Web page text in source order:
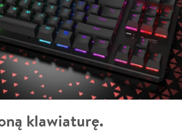
klawiaturę.